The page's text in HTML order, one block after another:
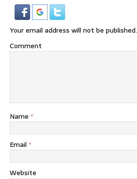
Your email address will not be published.
Comment
Name *
Email *
Website